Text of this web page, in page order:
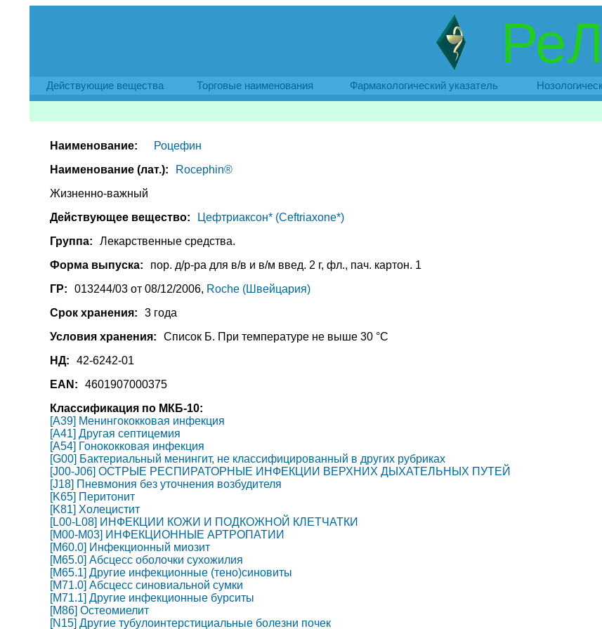
Действующие вещества Торговые наименования Фармакологический указатель
Наименование:
Роцефин
Наименование (лат.):
Rocephin®
Жизненно-важный
Действующее вещество:
Цефтриаксон* (Ceftriaxone*)
Группа:
Лекарственные средства.
Форма выпуска:
пор. д/р-ра для в/в и в/м введ. 2 г, фл., пач. картон. 1
ГР:
013244/03 от 08/12/2006, Roche (Швейцария)
Срок хранения:
3 года
Условия хранения:
Список Б. При температуре не выше 30 °C
НД:
42-6242-01
EAN:
4601907000375
Классификация по МКБ-10:
[A39] Менингококковая инфекция
[A41] Другая септицемия
[A54] Гонококковая инфекция
[G00] Бактериальный менингит, не классифицированный в других рубриках
[J00-J06] ОСТРЫЕ РЕСПИРАТОРНЫЕ ИНФЕКЦИИ ВЕРХНИХ ДЫХАТЕЛЬНЫХ ПУТЕЙ
[J18] Пневмония без уточнения возбудителя
[K65] Перитонит
[K81] Холецистит
[L00-L08] ИНФЕКЦИИ КОЖИ И ПОДКОЖНОЙ КЛЕТЧАТКИ
[M00-M03] ИНФЕКЦИОННЫЕ АРТРОПАТИИ
[M60.0] Инфекционный миозит
[M65.0] Абсцесс оболочки сухожилия
[M65.1] Другие инфекционные (тено)синовиты
[M71.0] Абсцесс синовиальной сумки
[M71.1] Другие инфекционные бурситы
[M86] Остеомиелит
[N15] Другие тубулоинтерстициальные болезни почек